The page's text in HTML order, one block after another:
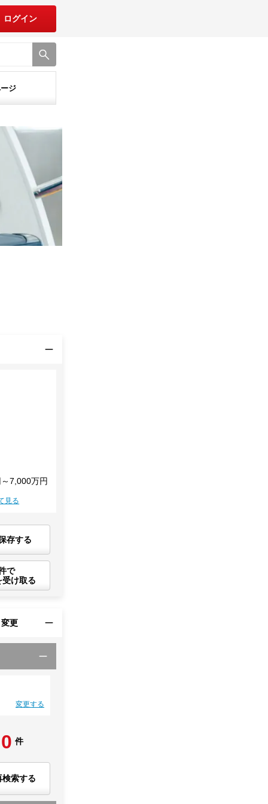
ログイン
ジ
7,000万円
見る
存する
で
受け取る
更
変更する
0 件
検索する